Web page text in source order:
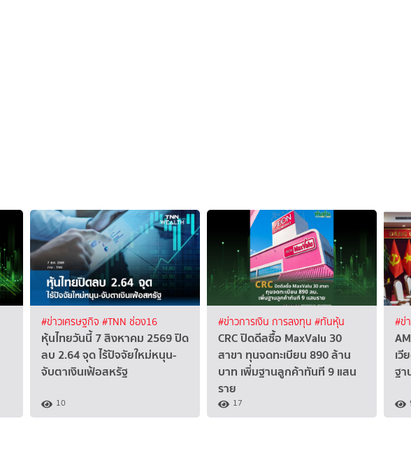
#ข่าวเศรษฐกิจ #TNN ช่อง16
หุ้นไทยวันนี้ 7 สิงหาคม 2569 ปิด
ลบ 2.64 จุด ไร้ปัจจัยใหม่หนุน-
จับตาเงินเฟ้อสหรัฐ
10
#ข่าวการเงิน การลงทุน #ทันหุ้น
CRC ปิดดีลซื้อ MaxValu 30
สาขา ทุนจดทะเบียน 890 ล้าน
บาท เพิ่มฐานลูกค้าทันที 9 แสน
ราย
17
#ข่
เ
ฐ